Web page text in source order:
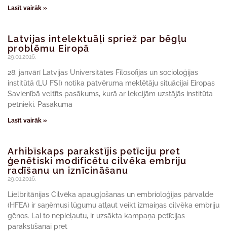
Lasīt vairāk »
Latvijas intelektuāļi spriež par bēgļu
problēmu Eiropā
29.01.2016.
28. janvārī Latvijas Universitātes Filosofijas un socioloģijas
institūtā (LU FSI) notika patvēruma meklētāju situācijai Eiropas
Savienībā veltīts pasākums, kurā ar lekcijām uzstājās institūta
pētnieki. Pasākuma
Lasīt vairāk »
Arhibīskaps parakstījis petīciju pret
ģenētiski modificētu cilvēka embriju
radīšanu un iznīcināšanu
29.01.2016.
Lielbritānijas Cilvēka apaugļošanas un embrioloģijas pārvalde
(HFEA) ir saņēmusi lūgumu atļaut veikt izmaiņas cilvēka embriju
gēnos. Lai to nepieļautu, ir uzsākta kampaņa petīcijas
parakstīšanai pret